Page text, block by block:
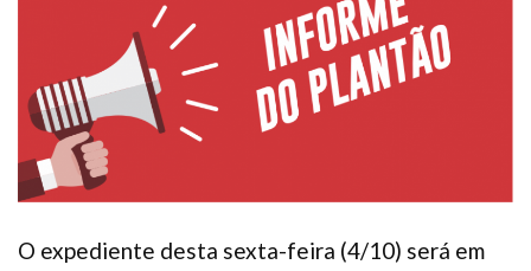
O expediente desta sexta-feira (4/10) será em
Facebook InstagramTwitter YoutubeTikTok Whatsapp